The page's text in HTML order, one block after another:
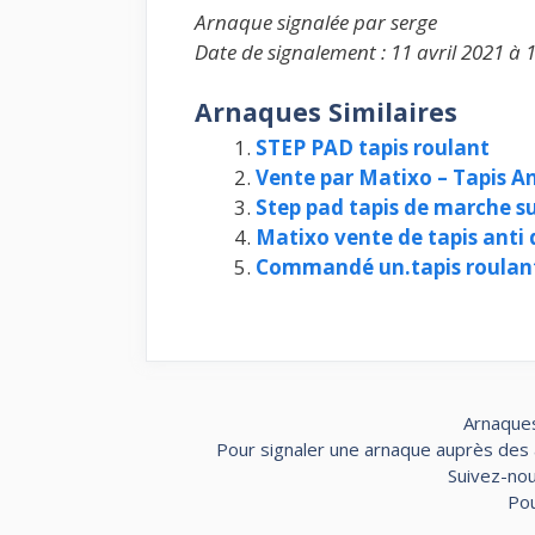
Arnaque signalée par serge
Date de signalement : 11 avril 2021 à
Arnaques Similaires
STEP PAD tapis roulant
Vente par Matixo – Tapis
Step pad tapis de marche
Matixo vente de tapis anti
Commandé un.tapis
Pour signaler une arnaque auprès
Suivez-